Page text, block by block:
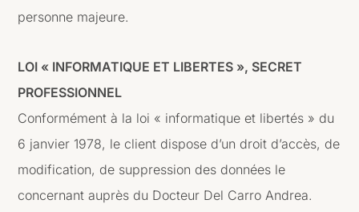
personne majeure.
LOI « INFORMATIQUE ET LIBERTES », SECRET
PROFESSIONNEL
Conformément à la loi « informatique et libertés » du
6 janvier 1978, le client dispose d’un droit d’accès, de
modification, de suppression des données le
concernant auprès du Docteur Del Carro Andrea.